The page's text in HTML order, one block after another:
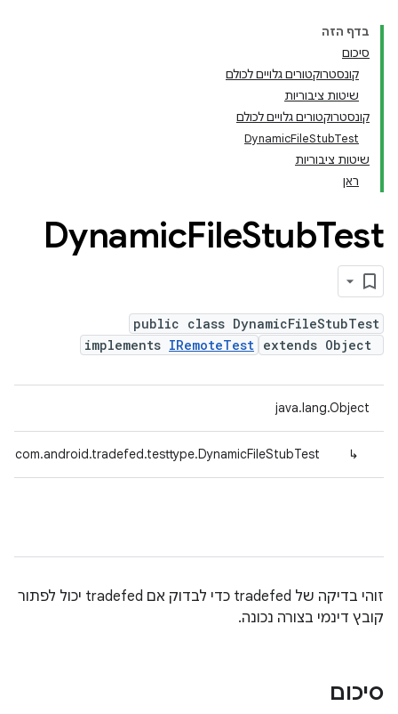
בדף הזה
סיכום
קונסטרוקטורים גלויים לכולם
שיטות ציבוריות
קונסטרוקטורים גלויים לכולם
DynamicFileStubTest
שיטות ציבוריות
ראן
DynamicFileStubTest
public class DynamicFileStubTest
extends Object
implements IRemoteTest
java.lang.Object
↳
com.android.tradefed.testtype.DynamicFileStubTest
זוהי בדיקה של tradefed כדי לבדוק אם tradefed יכול לפתור
קובץ דינמי בצורה נכונה.
סיכום